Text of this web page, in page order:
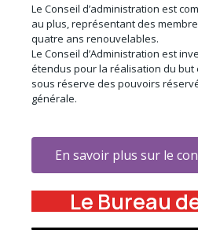
Le Conseil d’administration est
au plus, représentant des
quatre ans renouvelables.
Le Conseil d’Administration est
étendus pour la réalisation du but
sous réserve des pouvoirs
générale.
En savoir plus sur le
Le Bureau